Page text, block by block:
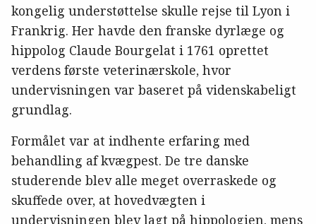
kongelig understøttelse skulle rejse til Lyon i
Frankrig. Her havde den franske dyrlæge og
hippolog Claude Bourgelat i 1761 oprettet
verdens første veterinærskole, hvor
undervisningen var baseret på videnskabeligt
grundlag.
Formålet var at indhente erfaring med
behandling af kvægpest. De tre danske
studerende blev alle meget overraskede og
skuffede over, at hovedvægten i
undervisningen blev lagt på hippologien, mens